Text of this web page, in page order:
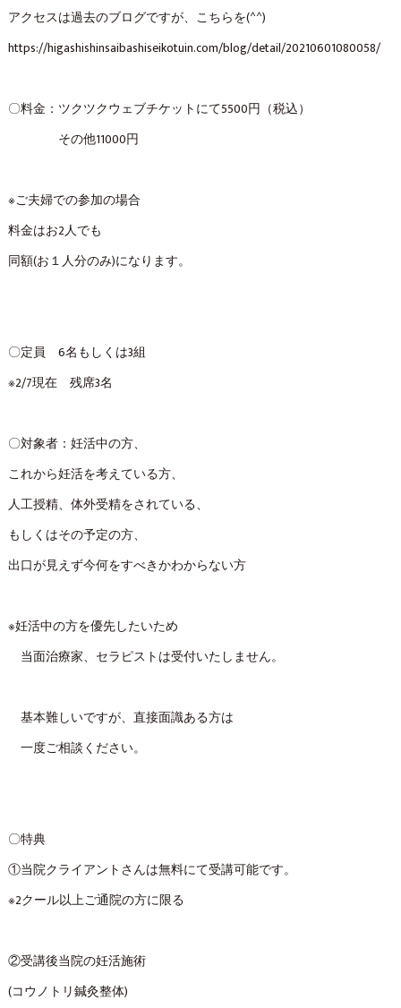
アクセスは過去のブログですが、こちらを(^^)
https://higashishinsaibashiseikotuin.com/blog/detail/20210601080058/
〇料金：ツクツクウェブチケットにて5500円（税込）
その他11000円
※ご夫婦での参加の場合
料金はお2人でも
同額(お１人分のみ)になります。
〇定員 6名もしくは3組
※2/7現在 残席3名
〇対象者：妊活中の方、
これから妊活を考えている方、
人工授精、体外受精をされている、
もしくはその予定の方、
出口が見えず今何をすべきかわからない方
※妊活中の方を優先したいため
当面治療家、セラピストは受付いたしません。
基本難しいですが、直接面識ある方は
一度ご相談ください。
〇特典
①当院クライアントさんは無料にて受講可能です。
※2クール以上ご通院の方に限る
②受講後当院の妊活施術
(コウノトリ鍼灸整体)